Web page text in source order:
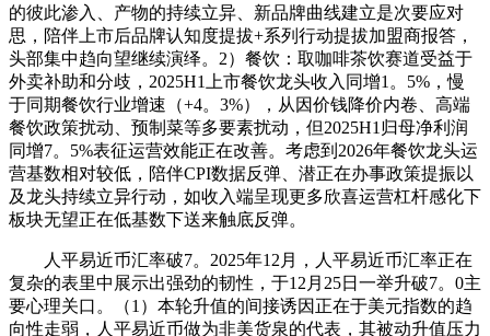
的彼此渗入、产物的持续立异、新品牌曲线建立是次要应对
思，陪伴上市后品牌认知度提拔+系列行动提拔加盟商报答，
头部集中趋向望继续演绎。2）餐饮：取咖啡茶饮赛道受益于
外卖补助和分歧，2025H1上市餐饮龙头收入同增1。5%，慢
于同期餐饮行业增速（+4。3%），从因价钱降价内卷、高端
餐饮政策扰动、预制菜等多要素扰动，但2025H1归母净利润
同增7。5%表征运营效能正在改善。考虑到2026年餐饮龙头运
营基数相对较低，陪伴CPI数据反弹、潜正在办事政策提振以
及龙头持续立异行动，如收入端呈现更多欣喜运营杠杆感化下
板块无望正在低基数下送来触底反弹。
人平易近币汇率破7。2025年12月，人平易近币汇率正在
复杂的表里中展示出强劲的韧性，于12月25日一举升破7。0主
要心理关口。（1）本轮升值的间接诱因正在于美元指数的趋
向性走弱，人平易近币做为非美货泉的代表，其被动升值压力